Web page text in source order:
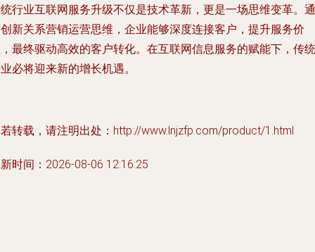
行业互联网服务升级不仅是技术革新，更是一场思维变革。通
新关系营销运营思维，企业能够深度连接客户，提升服务价
最终驱动高效的客户转化。在互联网信息服务的赋能下，传统
必将迎来新的增长机遇。
转载，请注明出处：http://www.lnjzfp.com/product/1.html
时间：2026-08-06 12:16:25